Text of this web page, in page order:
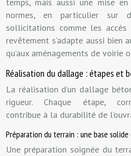
temps, mais aussi une mise
normes, en particulier sur
sollicitations comme les accès
revêtement s’adapte aussi bien
qu’aux aménagements de voirie
Réalisation du dallage : étapes et
La réalisation d’un dallage
rigueur. Chaque étape,
contribue à la durabilité de
Préparation du terrain : une base
Une préparation soignée du